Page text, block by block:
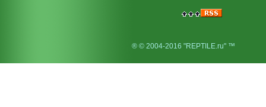
® © 2004-2016 "REPTILE.ru" ™